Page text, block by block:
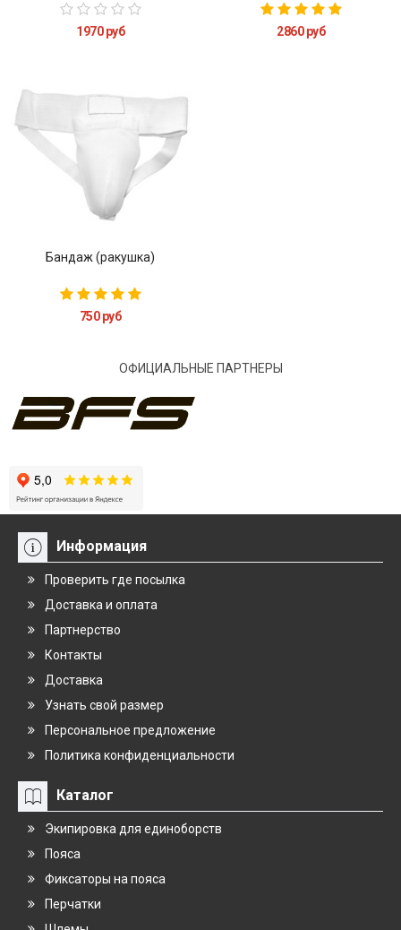
1970 руб 2860 руб
Бандаж (ракушка)
750 руб
ОФИЦИАЛЬНЫЕ ПАРТНЕРЫ
Информация
Проверить где посылка
Доставка и оплата
Партнерство
Контакты
Доставка
Узнать свой размер
Персональное предложение
Политика конфиденциальности
Каталог
Экипировка для единоборств
Пояса
Фиксаторы на пояса
Перчатки